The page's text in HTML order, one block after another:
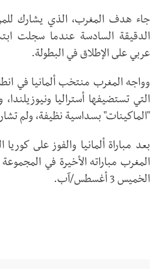
جاء هدف المغرب، الذي يشارك
الدقيقة السادسة عندما سجلت
عربي على الإطلاق في البطولة.
وواجه المغرب منتخب ألمانيا في
التي تستضيفها أستراليا ونيوزيلندا،
"الماكينات" بسداسية نظيفة، ولم
بعد مباراة ألمانيا والفوز على
المغرب مباراته الأخيرة في
الخميس 3 أغسطس/آب.